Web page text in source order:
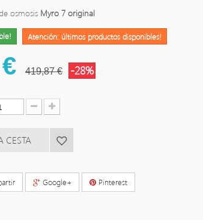
osmosis Myro 7 original
Atención: últimos productos disponibles!
419,87 € -28%
CESTA
Google+ Pinterest